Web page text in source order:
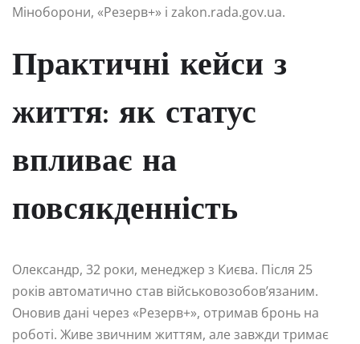
Міноборони, «Резерв+» і zakon.rada.gov.ua.
Практичні кейси з
життя: як статус
впливає на
повсякденність
Олександр, 32 роки, менеджер з Києва. Після 25
років автоматично став військовозобов’язаним.
Оновив дані через «Резерв+», отримав бронь на
роботі. Живе звичним життям, але завжди тримає